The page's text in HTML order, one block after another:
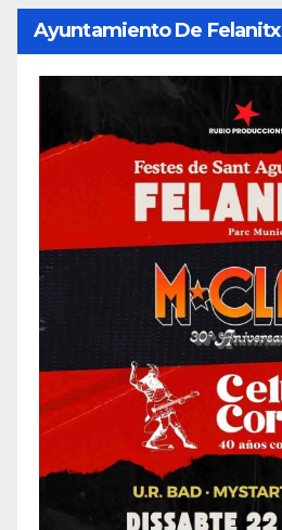
Ayuntamiento De Felanitx